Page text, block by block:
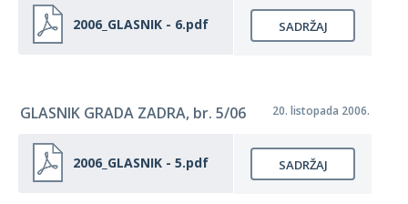
2006_GLASNIK - 6.pdf SADRŽAJ
GLASNIK GRADA ZADRA, br. 5/06 20. listopada 2006.
2006_GLASNIK - 5.pdf SADRŽAJ